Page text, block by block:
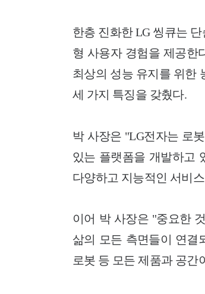
한층 진화한 LG 씽큐는
형 사용자 경험을 제공한
최상의 성능 유지를 위한
세 가지 특징을 갖췄다.
박 사장은 "LG전자는 로
있는 플랫폼을 개발하고
다양하고 지능적인 서비
이어 박 사장은 "중요한
삶의 모든 측면들이 연결
로봇 등 모든 제품과 공간